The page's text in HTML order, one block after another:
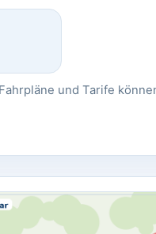
und Tarife